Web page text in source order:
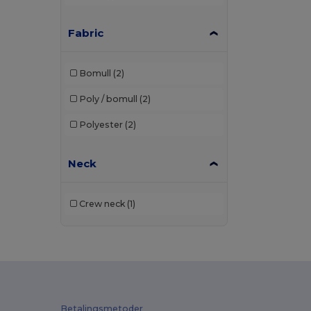
Fabric
Bomull (2)
Poly / bomull (2)
Polyester (2)
Neck
Crew neck (1)
Betalingsmetoder